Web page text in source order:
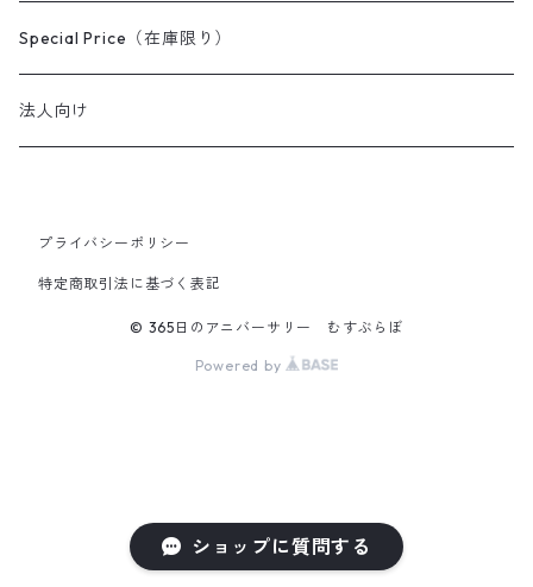
ショップに質問する
Special Price（在庫限り）
法人向け
プライバシーポリシー
特定商取引法に基づく表記
© 365日のアニバーサリー むすぶらぼ
Powered by